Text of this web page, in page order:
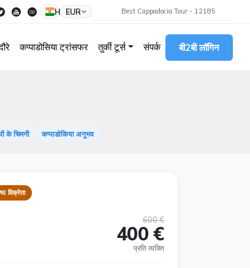
HI EUR Best Cappadocia Tour - 12185
कप्पाडोसिया ट्रांसफर तुर्की टूर्स संपर्क बी2बी लॉगिन
के चिमनी कप्पाडोकिया अनुभव
विक्रेता
600 €
400 €
प्रति व्यक्ति